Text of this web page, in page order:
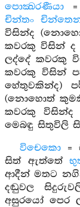
පොක්‍ඛරණීයා
චින්තං
විසින්ද
කවරකු විසින් ද
ලද්දේ කවරකු
කවරකු විසින්
හේතුවකින්ද)
(නොහොත්
කවරකු
මෙබඳු සිතුවිලි
විචෙකො=
සිත් ඇත්තේ
ආදීන් මතට
දඬුවල
අසුරයෝ පෙර